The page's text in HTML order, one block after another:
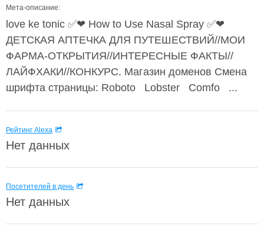
Мета-описание:
love ke tonic ✅❤ How to Use Nasal Spray ✅❤
ДЕТСКАЯ АПТЕЧКА ДЛЯ ПУТЕШЕСТВИЙ//МОИ
ФАРМА-ОТКРЫТИЯ//ИНТЕРЕСНЫЕ ФАКТЫ//
ЛАЙФХАКИ//КОНКУРС. Магазин доменов Смена
шрифта страницы: Roboto Lobster Comfo ...
Рейтинг Alexa
Нет данных
Посетителей в день
Нет данных